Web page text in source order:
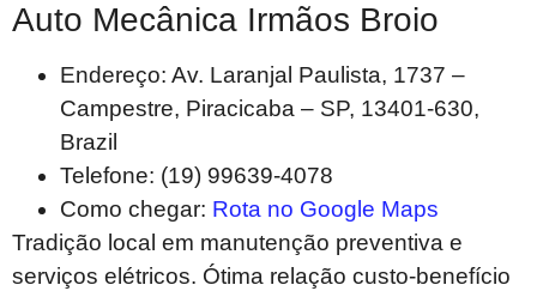
Auto Mecânica Irmãos Broio
Endereço: Av. Laranjal Paulista, 1737 –
Campestre, Piracicaba – SP, 13401-630,
Brazil
Telefone: (19) 99639-4078
Como chegar: Rota no Google Maps
Tradição local em manutenção preventiva e
serviços elétricos. Ótima relação custo-benefício